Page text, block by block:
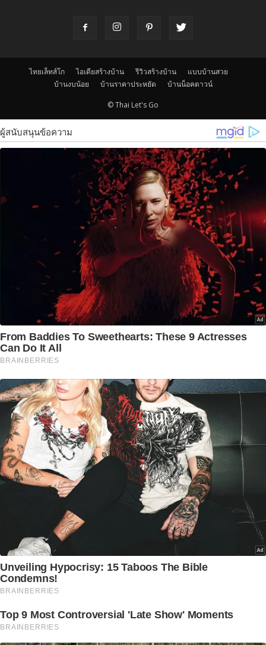
ไทยเล็ทส์โก ไอเดียสร้างบ้าน รีวิวสร้างบ้าน
แบบบ้านสวย
บ้านงบน้อย
บ้านราคาประหยัด บ้านน็อคดาวน์
© Thai Let's Go